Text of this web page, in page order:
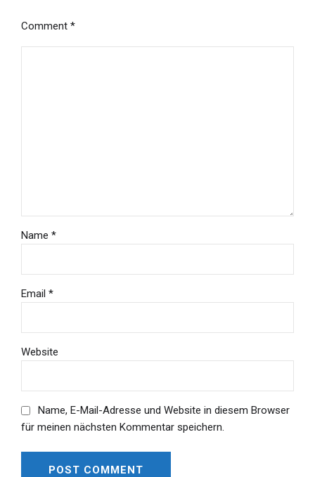
Comment *
Name *
Email *
Website
Name, E-Mail-Adresse und Website in diesem Browser
für meinen nächsten Kommentar speichern.
POST COMMENT